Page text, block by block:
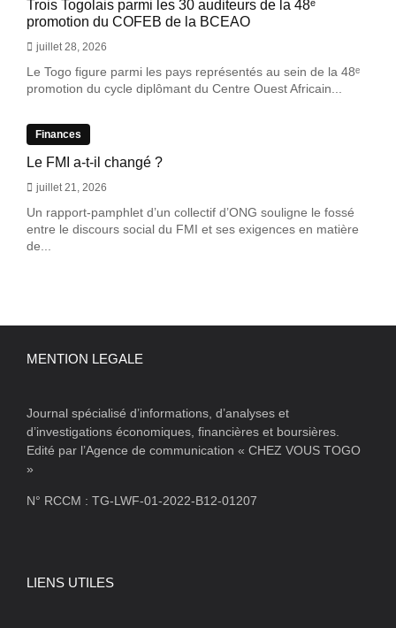
Trois Togolais parmi les 30 auditeurs de la 48ᵉ
promotion du COFEB de la BCEAO
juillet 28, 2026
Le Togo figure parmi les pays représentés au sein de la 48ᵉ
promotion du cycle diplômant du Centre Ouest Africain...
Finances
Le FMI a-t-il changé ?
juillet 21, 2026
Un rapport-pamphlet d’un collectif d’ONG souligne le fossé
entre le discours social du FMI et ses exigences en matière
de...
MENTION LEGALE
Journal spécialisé d’informations, d’analyses et
d’investigations économiques, financières et boursières.
Edité par l’Agence de communication « CHEZ VOUS TOGO
»
N° RCCM : TG-LWF-01-2022-B12-01207
LIENS UTILES